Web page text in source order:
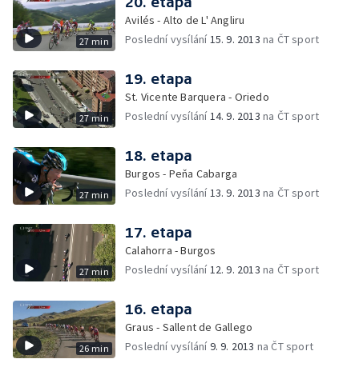
27 min
Avilés - Alto de L' Angliru
Poslední vysílání15. 9. 2013 na ČT sport
27 min
19. etapa
St. Vicente Barquera - Oriedo
Poslední vysílání14. 9. 2013 na ČT sport
27 min
18. etapa
Burgos - Peňa Cabarga
Poslední vysílání13. 9. 2013 na ČT sport
27 min
17. etapa
Calahorra - Burgos
Poslední vysílání12. 9. 2013 na ČT sport
26 min
16. etapa
Graus - Sallent de Gallego
Poslední vysílání9. 9. 2013 na ČT sport